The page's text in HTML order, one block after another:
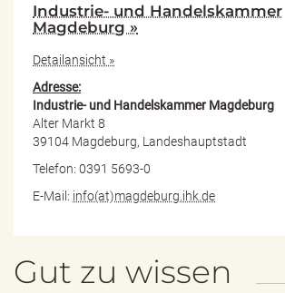
Industrie- und Handelskammer
Magdeburg »
Detailansicht »
Adresse:
Industrie- und Handelskammer Magdeburg
Alter Markt 8
39104 Magdeburg, Landeshauptstadt
Telefon: 0391 5693-0
E-Mail: info(at)magdeburg.ihk.de
Gut zu wissen